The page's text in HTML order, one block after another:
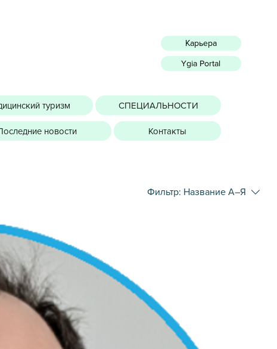
Карьера
Ygia Portal
туризм СПЕЦИАЛЬНОСТИ
новости Контакты
Фильтр: Название А–Я